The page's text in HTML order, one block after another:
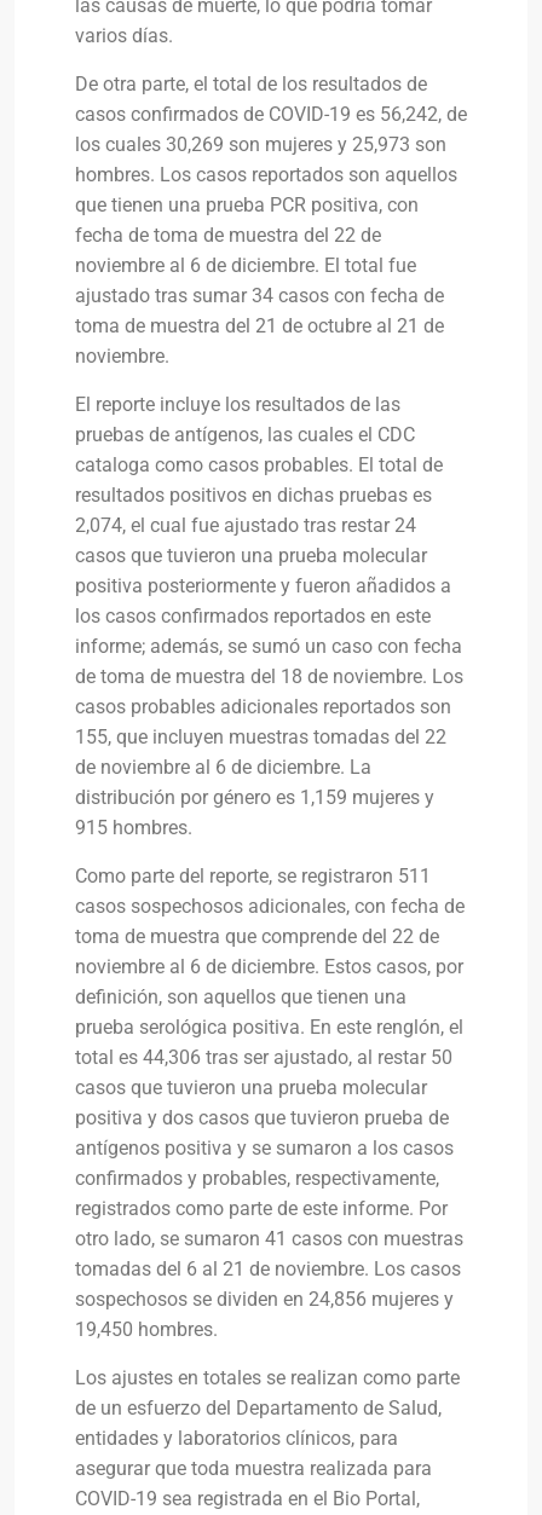
las causas de muerte, lo que podría tomar
varios días.
De otra parte, el total de los resultados de
casos confirmados de COVID-19 es 56,242, de
los cuales 30,269 son mujeres y 25,973 son
hombres. Los casos reportados son aquellos
que tienen una prueba PCR positiva, con
fecha de toma de muestra del 22 de
noviembre al 6 de diciembre. El total fue
ajustado tras sumar 34 casos con fecha de
toma de muestra del 21 de octubre al 21 de
noviembre.
El reporte incluye los resultados de las
pruebas de antígenos, las cuales el CDC
cataloga como casos probables. El total de
resultados positivos en dichas pruebas es
2,074, el cual fue ajustado tras restar 24
casos que tuvieron una prueba molecular
positiva posteriormente y fueron añadidos a
los casos confirmados reportados en este
informe; además, se sumó un caso con fecha
de toma de muestra del 18 de noviembre. Los
casos probables adicionales reportados son
155, que incluyen muestras tomadas del 22
de noviembre al 6 de diciembre. La
distribución por género es 1,159 mujeres y
915 hombres.
Como parte del reporte, se registraron 511
casos sospechosos adicionales, con fecha de
toma de muestra que comprende del 22 de
noviembre al 6 de diciembre. Estos casos, por
definición, son aquellos que tienen una
prueba serológica positiva. En este renglón, el
total es 44,306 tras ser ajustado, al restar 50
casos que tuvieron una prueba molecular
positiva y dos casos que tuvieron prueba de
antígenos positiva y se sumaron a los casos
confirmados y probables, respectivamente,
registrados como parte de este informe. Por
otro lado, se sumaron 41 casos con muestras
tomadas del 6 al 21 de noviembre. Los casos
sospechosos se dividen en 24,856 mujeres y
19,450 hombres.
Los ajustes en totales se realizan como parte
de un esfuerzo del Departamento de Salud,
entidades y laboratorios clínicos, para
asegurar que toda muestra realizada para
COVID-19 sea registrada en el Bio Portal,